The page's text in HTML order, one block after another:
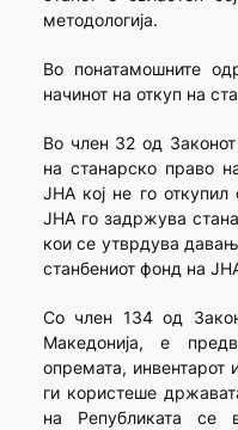
методологија.
Во понатамошните
начинот на откуп на
Во член 32 од
на станарско право
ЈНА кој не го откупил
ЈНА го задржува
кои се утврдува
станбениот фонд на
Со член 134 од
Македонија, е
опремата, инвентарот
ги користеше
на Републиката се